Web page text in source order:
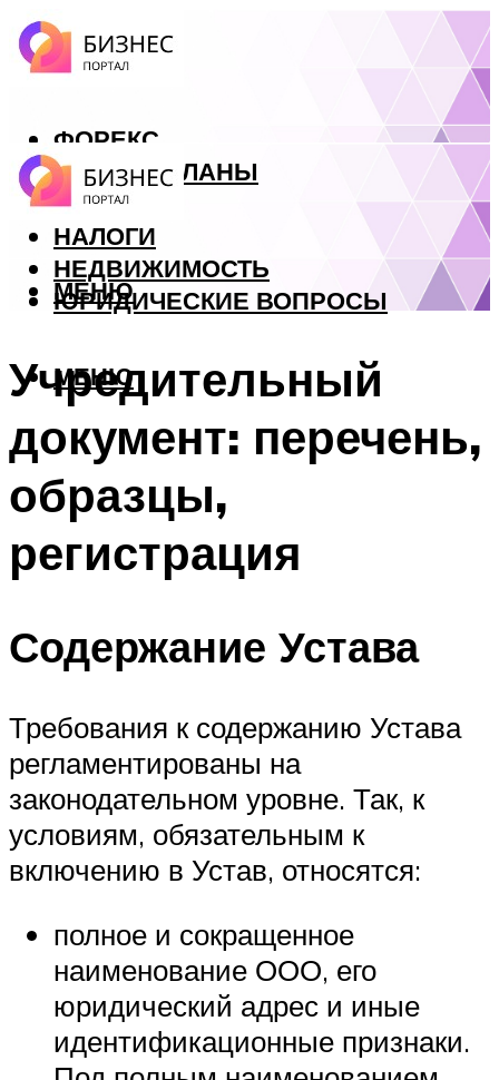
ФОРЕКС
БИЗНЕС ПЛАНЫ
КРЕДИТЫ
НАЛОГИ
НЕДВИЖИМОСТЬ
ЮРИДИЧЕСКИЕ ВОПРОСЫ
МЕНЮ
МЕНЮ
Учредительный
документ: перечень,
образцы,
регистрация
Содержание Устава
Требования к содержанию Устава
регламентированы на
законодательном уровне. Так, к
условиям, обязательным к
включению в Устав, относятся:
полное и сокращенное
наименование ООО, его
юридический адрес и иные
идентификационные признаки.